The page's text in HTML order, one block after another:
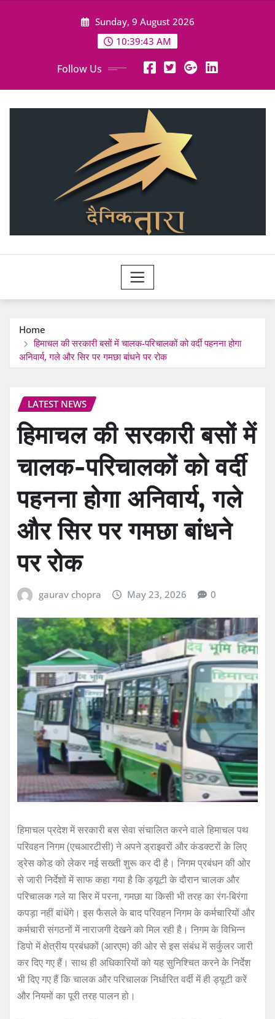
Sunday, 9 August 2026
10:39:45 AM
Follow Us
Home
हिमाचल की सरकारी बसों में चालक-परिचालकों को वर्दी पहनना होगा
अनिवार्य, गले और सिर पर गमछा बांधने पर रोक
LATEST NEWS
हिमाचल की सरकारी बसों में
चालक-परिचालकों को वर्दी
पहनना होगा अनिवार्य, गले
और सिर पर गमछा बांधने
पर रोक
gaurav chopra May 23, 2026 0
हिमाचल प्रदेश में सरकारी बस सेवा संचालित करने वाले हिमाचल पथ
परिवहन निगम (एचआरटीसी) ने अपने ड्राइवरों और कंडक्टरों के लिए
ड्रेस कोड को लेकर नई सख्ती शुरू कर दी है। निगम प्रबंधन की ओर
से जारी निर्देशों में साफ कहा गया है कि ड्यूटी के दौरान चालक और
परिचालक गले या सिर में परना, गमछा या किसी भी तरह का रंग-बिरंगा
कपड़ा नहीं बांधेंगे। इस फैसले के बाद परिवहन निगम के कर्मचारियों और
कर्मचारी संगठनों में नाराजगी देखने को मिल रही है। निगम के विभिन्न
डिपो में क्षेत्रीय प्रबंधकों (आरएम) की ओर से इस संबंध में सर्कुलर जारी
कर दिए गए हैं। साथ ही अधिकारियों को यह सुनिश्चित करने के निर्देश
भी दिए गए हैं कि चालक और परिचालक निर्धारित वर्दी में ही ड्यूटी करें
और नियमों का पूरी तरह पालन हो।